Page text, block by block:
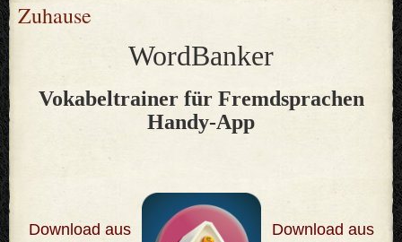
Zuhause
WordBanker
Vokabeltrainer für Fremdsprachen
Handy-App
Download aus
Download aus